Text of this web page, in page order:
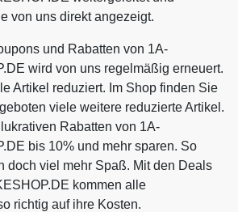
von uns direkt angezeigt.
und Rabatten von 1A-
wird von uns regelmäßig erneuert.
Artikel reduziert. Im Shop finden Sie
viele weitere reduzierte Artikel.
Rabatten von 1A-
bis 10% und mehr sparen. So
doch viel mehr Spaß. Mit den Deals
kommen alle
richtig auf ihre Kosten.